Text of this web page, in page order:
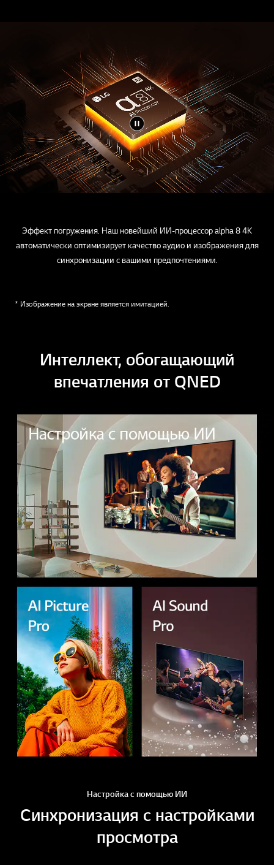
Эффект погружения. Наш новейший ИИ-процессор alpha 8 4K
автоматически оптимизирует качество аудио и изображения для
синхронизации с вашими предпочтениями.
* Изображение на экране является имитацией.
Интеллект, обогащающий
впечатления от QNED
Настройка с помощью ИИ
Синхронизация с настройками
просмотра